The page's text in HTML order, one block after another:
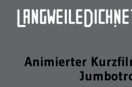
Animierter